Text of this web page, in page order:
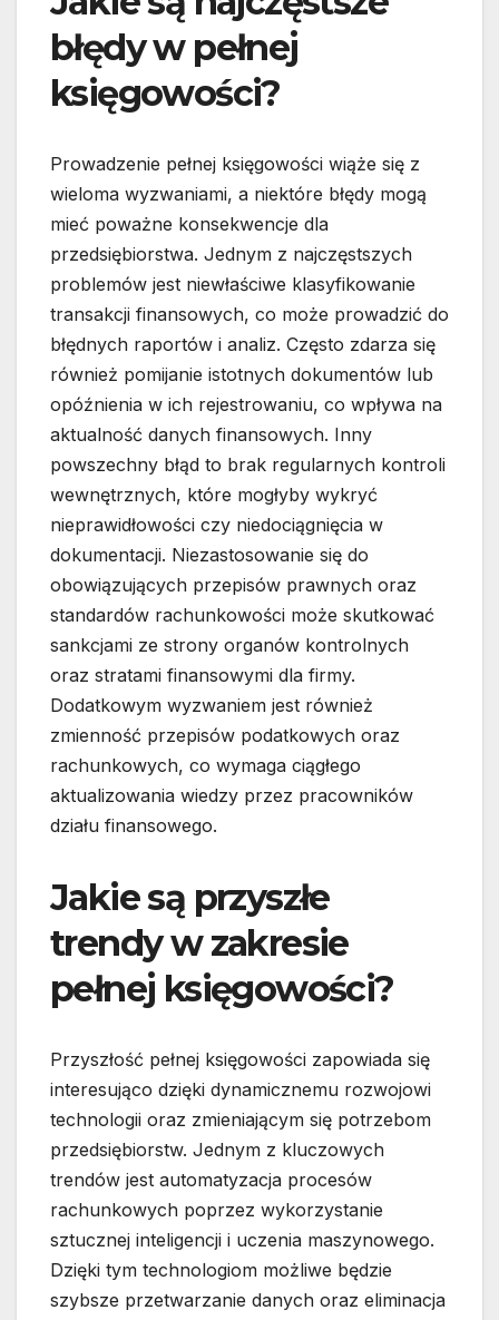
błędy w pełnej
księgowości?
Prowadzenie pełnej księgowości wiąże się z
wieloma wyzwaniami, a niektóre błędy mogą
mieć poważne konsekwencje dla
przedsiębiorstwa. Jednym z najczęstszych
problemów jest niewłaściwe klasyfikowanie
transakcji finansowych, co może prowadzić do
błędnych raportów i analiz. Często zdarza się
również pomijanie istotnych dokumentów lub
opóźnienia w ich rejestrowaniu, co wpływa na
aktualność danych finansowych. Inny
powszechny błąd to brak regularnych kontroli
wewnętrznych, które mogłyby wykryć
nieprawidłowości czy niedociągnięcia w
dokumentacji. Niezastosowanie się do
obowiązujących przepisów prawnych oraz
standardów rachunkowości może skutkować
sankcjami ze strony organów kontrolnych
oraz stratami finansowymi dla firmy.
Dodatkowym wyzwaniem jest również
zmienność przepisów podatkowych oraz
rachunkowych, co wymaga ciągłego
aktualizowania wiedzy przez pracowników
działu finansowego.
Jakie są przyszłe
trendy w zakresie
pełnej księgowości?
Przyszłość pełnej księgowości zapowiada się
interesująco dzięki dynamicznemu rozwojowi
technologii oraz zmieniającym się potrzebom
przedsiębiorstw. Jednym z kluczowych
trendów jest automatyzacja procesów
rachunkowych poprzez wykorzystanie
sztucznej inteligencji i uczenia maszynowego.
Dzięki tym technologiom możliwe będzie
szybsze przetwarzanie danych oraz eliminacja